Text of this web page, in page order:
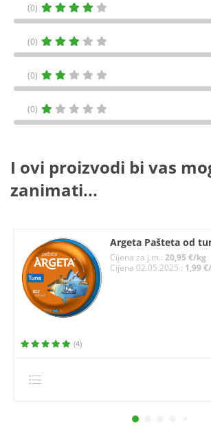
(0)
(0)
(0)
(0)
I ovi proizvodi bi vas
zanimati...
Argeta Pašteta od
Cijena za j.m.:20,95 €/kg
Cijena 02.05.2025.: 1,99
(4)